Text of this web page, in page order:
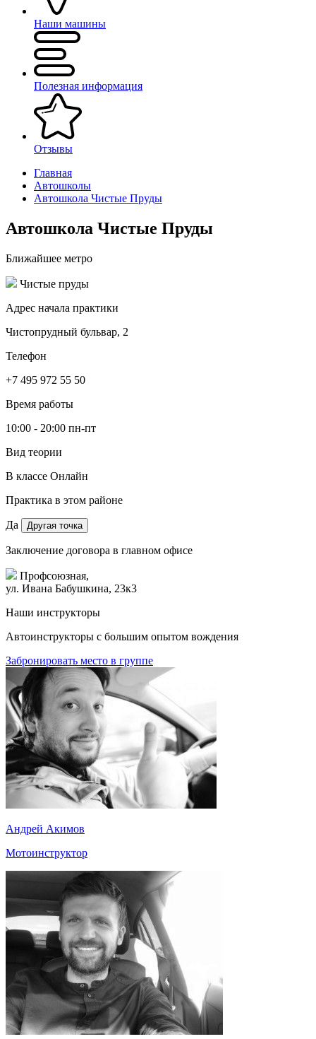
Наши машины
Полезная информация
Отзывы
Главная
Автошколы
Автошкола Чистые Пруды
Автошкола Чистые Пруды
Ближайшее метро
Чистые пруды
Адрес начала практики
Чистопрудный бульвар, 2
Телефон
+7 495 972 55 50
Время работы
10:00 - 20:00 пн-пт
Вид теории
В классе Онлайн
Практика в этом районе
Да Другая точка
Заключение договора в главном офисе
Профсоюзная,
ул. Ивана Бабушкина, 23к3
Наши инструкторы
Автоинструкторы с большим опытом вождения
Забронировать место в группе
Андрей Акимов
Мотоинструктор